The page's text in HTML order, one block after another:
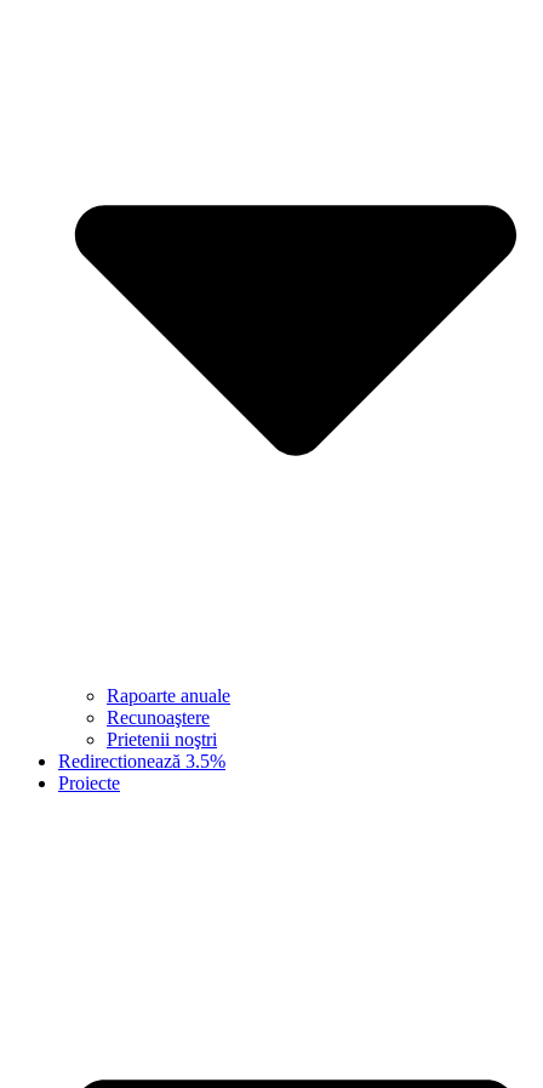
Rapoarte anuale
Recunoaştere
Prietenii noştri
Redirectionează 3.5%
Proiecte